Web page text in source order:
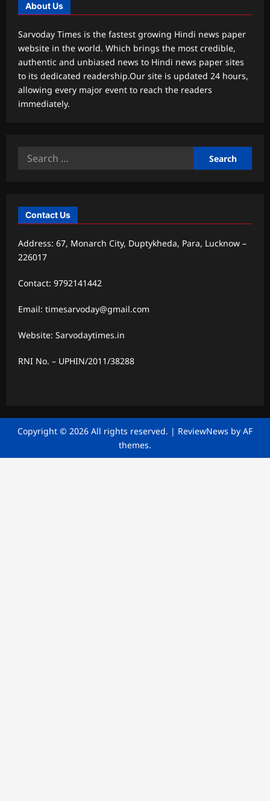
About Us
Sarvoday Times is the fastest growing Hindi news paper
website in the world. Which brings the most credible,
authentic and unbiased news to Hindi news paper sites
to its dedicated readership.Our site is updated 24 hours,
allowing every major event to reach the readers
immediately.
Search
Contact Us
Address: 67, Monarch City, Duptykheda, Para, Lucknow –
226017
Contact: 9792141442
Email: timesarvoday@gmail.com
Website: Sarvodaytimes.in
RNI No. – UPHIN/2011/38288
Copyright © 2026 All rights reserved. | ReviewNews by AF
themes.